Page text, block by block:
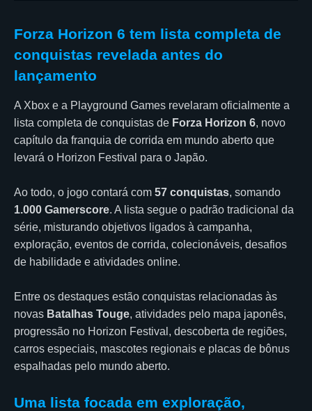
Forza Horizon 6 tem lista completa de
conquistas revelada antes do
lançamento
A Xbox e a Playground Games revelaram oficialmente a
lista completa de conquistas de Forza Horizon 6, novo
capítulo da franquia de corrida em mundo aberto que
levará o Horizon Festival para o Japão.
Ao todo, o jogo contará com 57 conquistas, somando
1.000 Gamerscore. A lista segue o padrão tradicional da
série, misturando objetivos ligados à campanha,
exploração, eventos de corrida, colecionáveis, desafios
de habilidade e atividades online.
Entre os destaques estão conquistas relacionadas às
novas Batalhas Touge, atividades pelo mapa japonês,
progressão no Horizon Festival, descoberta de regiões,
carros especiais, mascotes regionais e placas de bônus
espalhadas pelo mundo aberto.
Uma lista focada em exploração,